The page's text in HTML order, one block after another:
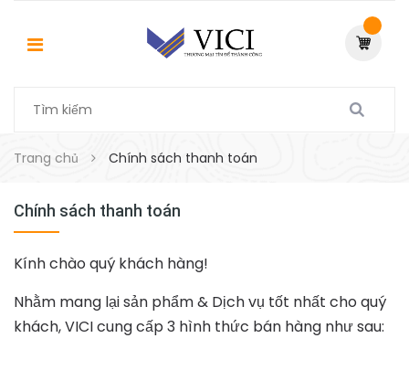
Trang chủ Chính sách thanh toán
Chính sách thanh toán
Kính chào quý khách hàng!
Nhằm mang lại sản phẩm & Dịch vụ tốt nhất cho quý
khách, VICI cung cấp 3 hình thức bán hàng như sau: